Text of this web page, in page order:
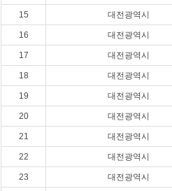
15 대전광역시
16 대전광역시
17 대전광역시
18 대전광역시
19 대전광역시
20 대전광역시
21 대전광역시
22 대전광역시
23 대전광역시